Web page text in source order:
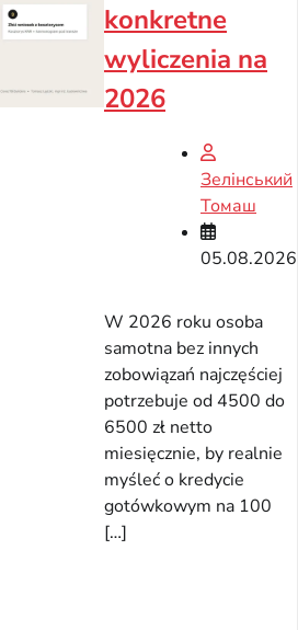
konkretne
wyliczenia na
2026
Зелінський
Томаш
05.08.2026
W 2026 roku osoba
samotna bez innych
zobowiązań najczęściej
potrzebuje od 4500 do
6500 zł netto
miesięcznie, by realnie
myśleć o kredycie
gotówkowym na 100
[…]